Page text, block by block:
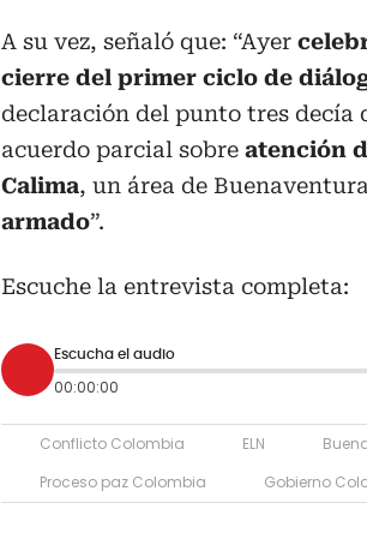
A su vez, señaló que: “Ayer
cierre del primer ciclo de
declaración del punto tres decía
acuerdo parcial sobre atención
Calima, un área de
armado”.
Escuche la entrevista completa:
Escucha el audio
00:00:00
Conflicto Colombia ELN
Proceso paz Colombia
Gobierno